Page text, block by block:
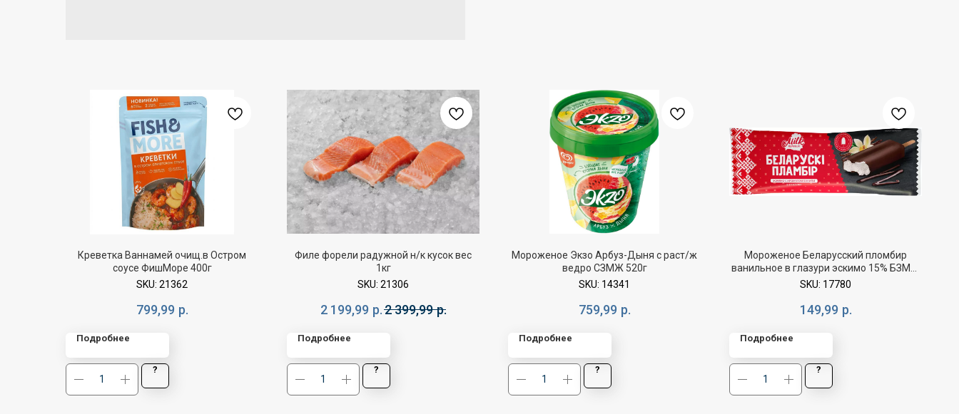
Креветка Ваннамей очищ.в Остром
соусе ФишМоре 400г
SKU: 21362
799,99 р.
Подробнее
?
Филе форели радужной н/к кусок вес
1кг
SKU: 21306
2 199,99 р.2 399,99 р.
Подробнее
?
Мороженое Экзо Арбуз-Дыня с раст/ж
ведро СЗМЖ 520г
SKU: 14341
759,99 р.
Подробнее
?
Мороженое Беларусский пломбир
ванильное в глазури эскимо 15% БЗМЖ
80г
SKU: 17780
149,99 р.
Подробнее
?